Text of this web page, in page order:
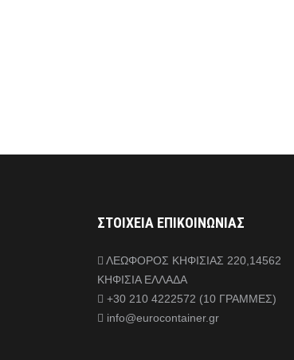
ΣΤΟΙΧΕΙΑ ΕΠΙΚΟΙΝΩΝΙΑΣ
ΛΕΩΦΟΡΟΣ ΚΗΦΙΣΙΑΣ 220,14562
ΚΗΦΙΣΙΑ ΕΛΛΑΔΑ
+30 210 4222572 (10 ΓΡΑΜΜΕΣ)
info@eurocontainer.gr